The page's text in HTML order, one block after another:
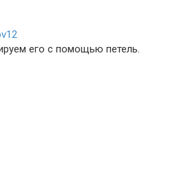
его с помощью петель.